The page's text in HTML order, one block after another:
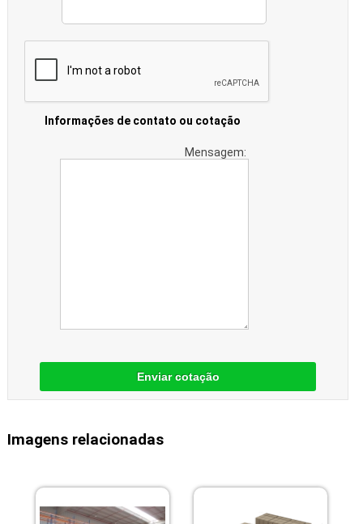
Informações de contato ou cotação
Mensagem:
Enviar cotação
Imagens relacionadas